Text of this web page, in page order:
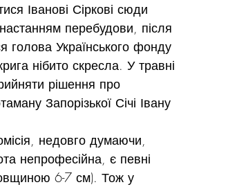
Іванові Сіркові сюди
перебудови, після
голова Українського фонду
нібито скресла. У травні
рішення про
Запорізької Січі Івану
недовго думаючи,
непрофесійна, є певні
6-7 см). Тож у